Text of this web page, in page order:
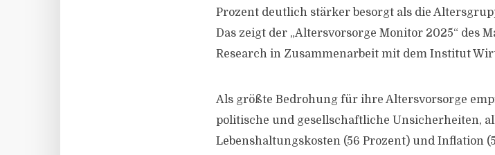
Prozent deutlich stärker besorgt als die
Das zeigt der „Altersvorsorge Monitor 2025“ des
Research in Zusammenarbeit mit dem Institut
Als größte Bedrohung für ihre Altersvorsorge
politische und gesellschaftliche Unsicherheiten,
Lebenshaltungskosten (56 Prozent) und Inflation